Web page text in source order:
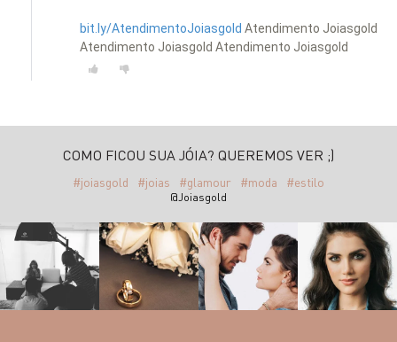
bit.ly/AtendimentoJoiasgold Atendimento Joiasgold
Atendimento Joiasgold Atendimento Joiasgold
COMO FICOU SUA JÓIA? QUEREMOS VER ;)
#joiasgold #joias #glamour #moda #estilo
@Joiasgold